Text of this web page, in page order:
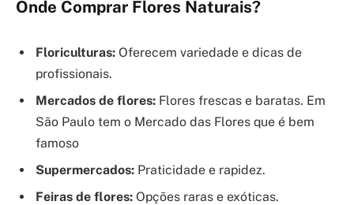
Onde Comprar Flores Naturais?
Floriculturas: Oferecem variedade e dicas de
profissionais.
Mercados de flores: Flores frescas e baratas. Em
São Paulo tem o Mercado das Flores que é bem
famoso
Supermercados: Praticidade e rapidez.
Feiras de flores: Opções raras e exóticas.